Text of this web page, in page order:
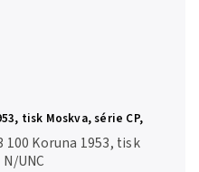
tisk Moskva, série CP,
100 Koruna 1953, tisk
UNC